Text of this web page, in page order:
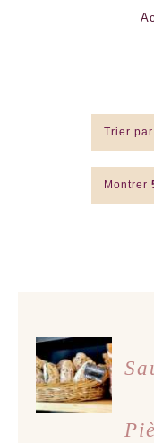
Trier par
Montrer
DÉTAILS